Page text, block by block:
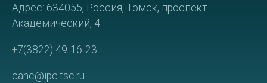
Адрес: 634055, Россия, Томск, проспект
Академический, 4.
+7(3822) 49-16-23
canc@ipc.tsc.ru